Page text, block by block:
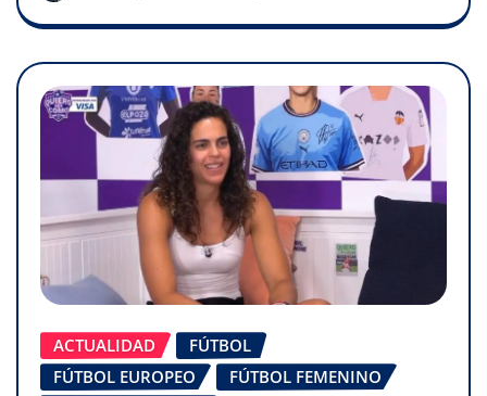
ACTUALIDAD
FÚTBOL
FÚTBOL EUROPEO
FÚTBOL FEMENINO